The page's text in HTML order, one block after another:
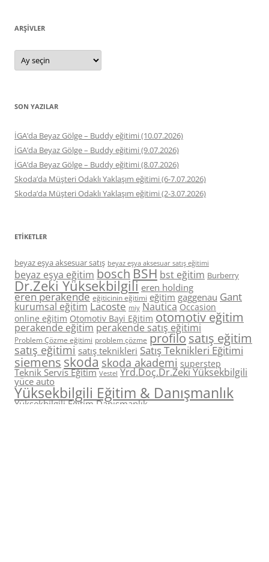
ARŞIVLER
Arşivler
SON YAZILAR
İGA’da Beyaz Gölge – Buddy eğitimi (10.07.2026)
İGA’da Beyaz Gölge – Buddy eğitimi (9.07.2026)
İGA’da Beyaz Gölge – Buddy eğitimi (8.07.2026)
Skoda’da Müşteri Odaklı Yaklaşım eğitimi (6-7.07.2026)
Skoda’da Müşteri Odaklı Yaklaşım eğitimi (2-3.07.2026)
ETIKETLER
beyaz eşya aksesuar satış beyaz eşya aksesuar satış eğitimi
beyaz eşya eğitim boschBSH bst eğitim Burberry
Dr.Zeki Yüksekbilgili eren holding
eren perakende eğiticinin eğitimi eğitim gaggenau Gant
kurumsal eğitim Lacoste miy Nautica Occasion
online eğitim Otomotiv Bayi Eğitim otomotiv eğitim
perakende eğitim perakende satış eğitimi
Problem Çözme eğitimi problem çözme profilo satış eğitim
satış eğitimi satış teknikleri Satış Teknikleri Eğitimi
siemens skoda skoda akademi superstep
Teknik Servis Eğitim Vestel Yrd.Doç.Dr.Zeki Yüksekbilgili
yüce auto
Yüksekbilgili Eğitim & Danışmanlık
Yüksekbilgili Eğitim Danışmanlık